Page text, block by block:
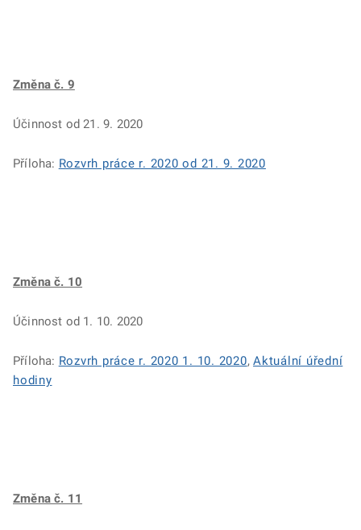
Změna č. 9
Účinnost od 21. 9. 2020
Příloha: Rozvrh práce r. 2020 od 21. 9. 2020
Změna č. 10
Účinnost od 1. 10. 2020
Příloha: Rozvrh práce r. 2020 1. 10. 2020,Aktuální úřední
hodiny
Změna č. 11